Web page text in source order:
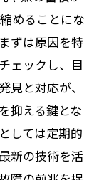
めることにな
ずは原因を特
ェックし、目
見と対応が、
抑える鍵とな
しては定期的
新の技術を活